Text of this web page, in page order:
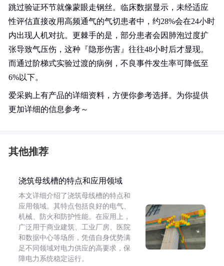
跳过验证环节就像蒙眼走钢丝。临床数据显示，未经适应
性评估直接改用高频通气的气切患者中，约28%会在24小时
内出现人机对抗。更棘手的是，部分患者会因肺泡过度扩
张导致气压伤，这种『隐形伤害』往往48小时后才显现。
而通过阶梯式实验过渡的病例，不良事件发生率可降低至
6%以下。
爱采购上有产品的详细资料，方便你参考选择。为你提供
更加详细的信息参考～
其他推荐
浇筑母线槽的特点和应用领域
本文详细介绍了浇筑母线槽的特点和
应用领域。其特点包括良好的电气、
机械、防火和防护性能。在应用上，
广泛用于商业建筑、工业厂房、医院
和数据中心等场所，凭借自身优势满
足不同领域对电力供应的高要求，保
障电力系统稳定运行。